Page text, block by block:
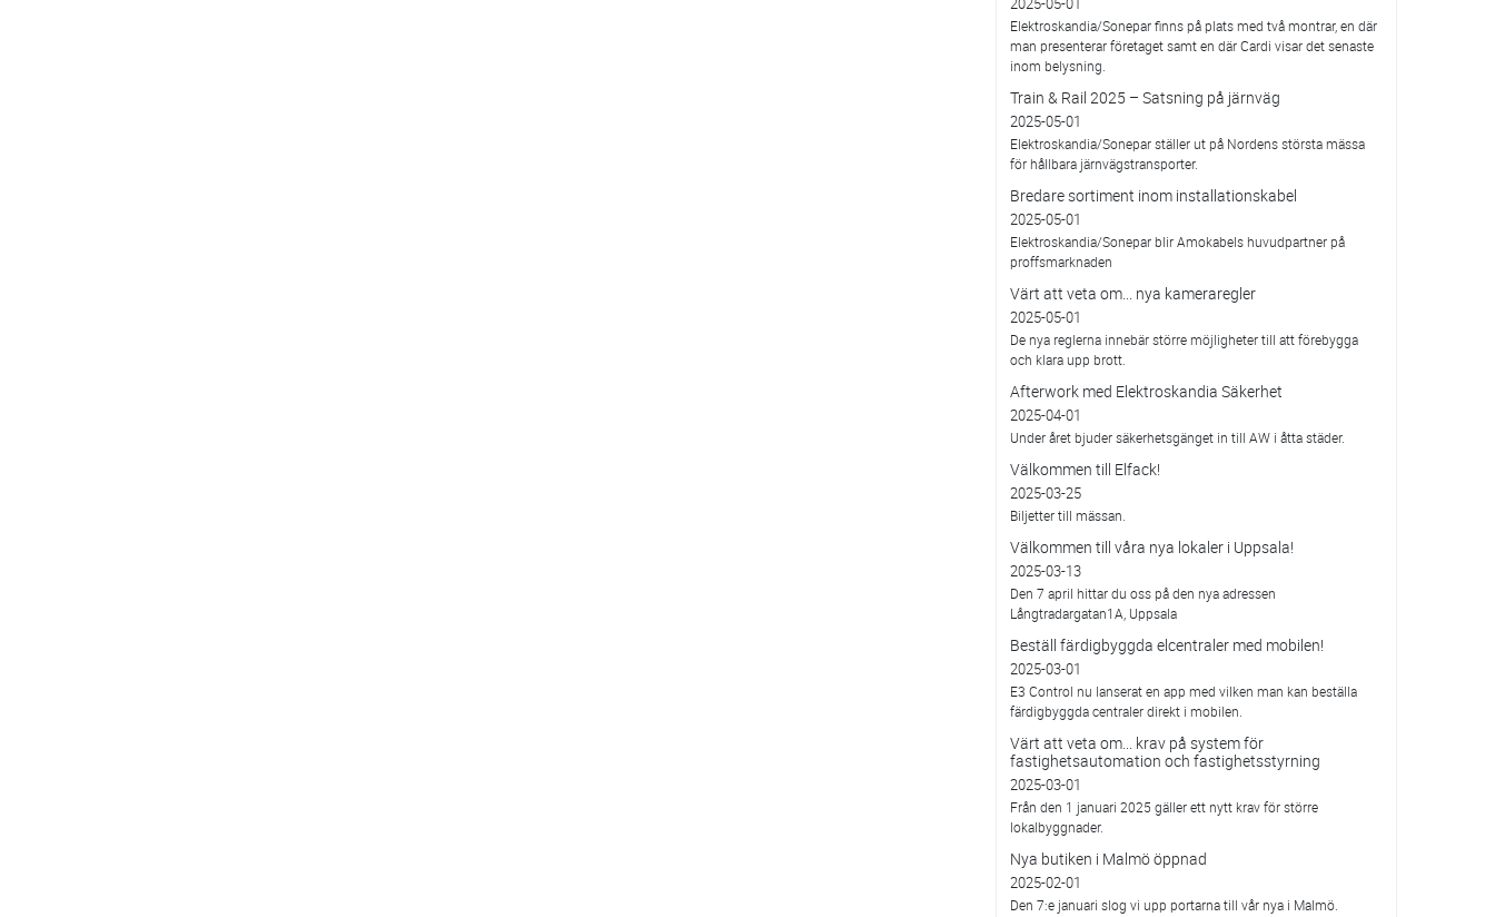
Elektroskandia/Sonepar finns på plats med två montrar, en där
man presenterar företaget samt en där Cardi visar det senaste
inom belysning.
Train & Rail 2025 – Satsning på järnväg
2025-05-01
Elektroskandia/Sonepar ställer ut på Nordens största mässa
för hållbara järnvägstransporter.
Bredare sortiment inom installationskabel
2025-05-01
Elektroskandia/Sonepar blir Amokabels huvudpartner på
proffsmarknaden
Värt att veta om... nya kameraregler
2025-05-01
De nya reglerna innebär större möjligheter till att förebygga
och klara upp brott.
Afterwork med Elektroskandia Säkerhet
2025-04-01
Under året bjuder säkerhetsgänget in till AW i åtta städer.
Välkommen till Elfack!
2025-03-25
Biljetter till mässan.
Välkommen till våra nya lokaler i Uppsala!
2025-03-13
Den 7 april hittar du oss på den nya adressen
Långtradargatan1A, Uppsala
Beställ färdigbyggda elcentraler med mobilen!
2025-03-01
E3 Control nu lanserat en app med vilken man kan beställa
färdigbyggda centraler direkt i mobilen.
Värt att veta om... krav på system för
fastighetsautomation och fastighetsstyrning
2025-03-01
Från den 1 januari 2025 gäller ett nytt krav för större
lokalbyggnader.
Nya butiken i Malmö öppnad
2025-02-01
Den 7:e januari slog vi upp portarna till vår nya i Malmö.